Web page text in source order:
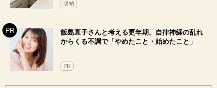
収納
飯島直子さんと考える更年期。自律神経の乱れ
からくる不調で「やめたこと・始めたこと」
PR